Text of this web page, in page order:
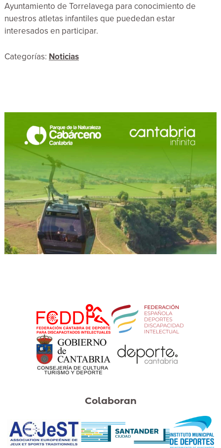
Ayuntamiento de Torrelavega para conocimiento de
nuestros atletas infantiles que puededan estar
interesados en participar.
Categorías: Noticias
Colaboran